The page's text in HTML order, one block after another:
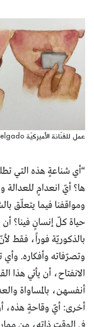
عمل للفنّانة الأميركيّة Graciella Delgado
“أي شناعةٍ هذه التي
ها؟ أيّ انعدامٍ للعدالة
ومواقفنا فيما يتعلّق
حياة كلّ إنسانٍ فينا؟
بالذكوريّة فوراً، فقط
وتصرّفاته وأفكاره.
الانفتاح، أن يأتي هذا
أنفسهن، بالمساواة
أخرى: أيّ وقاحةٍ هذه،